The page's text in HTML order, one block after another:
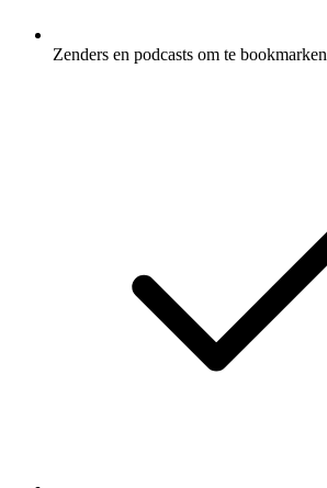
Zenders en podcasts om te bookmarken